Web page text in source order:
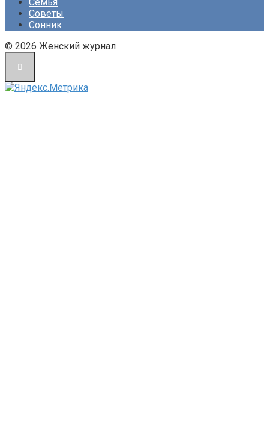
Советы
Сонник
© 2026 Женский журнал